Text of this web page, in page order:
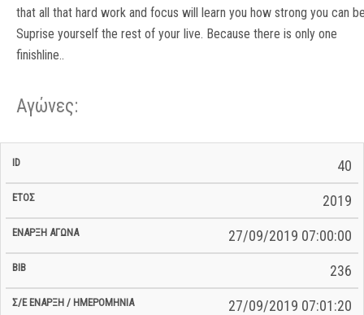
that all that hard work and focus will learn you how strong you can
Suprise yourself the rest of your live. Because there is only one
finishline..
Αγώνες:
Αγώνα
Ημερομηνία
40
2019
27/09/2019 07:00:00
236
27/09/2019 07:01:20